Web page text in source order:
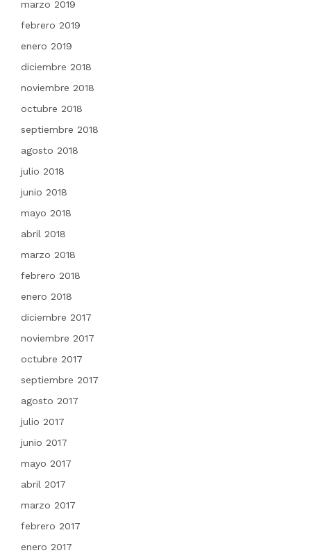
marzo 2019
febrero 2019
enero 2019
diciembre 2018
noviembre 2018
octubre 2018
septiembre 2018
agosto 2018
julio 2018
junio 2018
mayo 2018
abril 2018
marzo 2018
febrero 2018
enero 2018
diciembre 2017
noviembre 2017
octubre 2017
septiembre 2017
agosto 2017
julio 2017
junio 2017
mayo 2017
abril 2017
marzo 2017
febrero 2017
enero 2017